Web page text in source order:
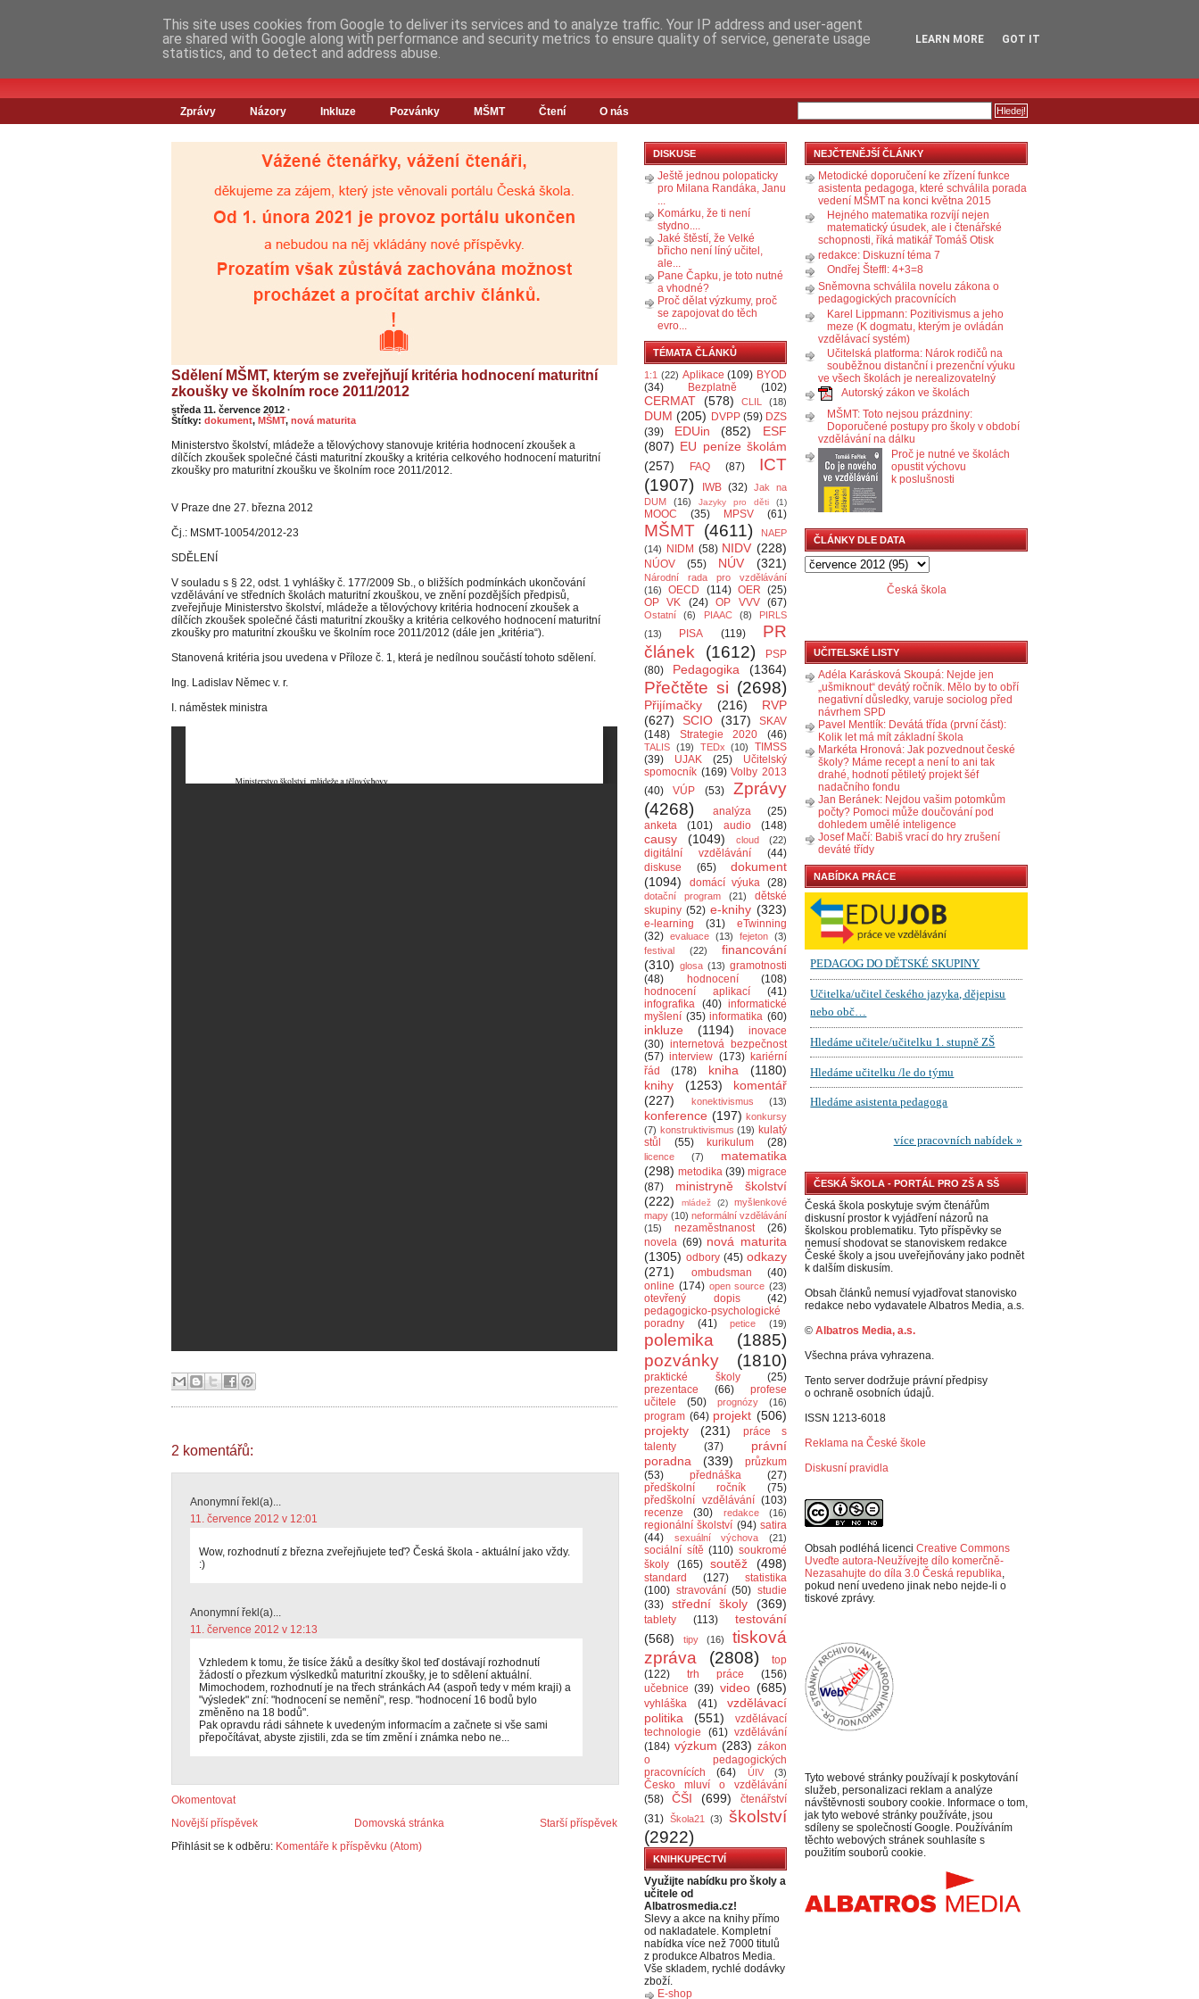
Zprávy Názory Inkluze Pozvánky MŠMT Čtení O nás
Sdělení MŠMT, kterým se zveřejňují kritéria hodnocení maturitní
zkoušky ve školním roce 2011/2012
středa 11. července 2012 ·
Štítky: dokument, MŠMT, nová maturita
Ministerstvo školství, mládeže a tělovýchovy stanovuje kritéria hodnocení zkoušek a
dílčích zkoušek společné části maturitní zkoušky a kritéria celkového hodnocení maturitní
zkoušky pro maturitní zkoušku ve školním roce 2011/2012.
V Praze dne 27. března 2012
Čj.: MSMT-10054/2012-23
SDĚLENÍ
V souladu s § 22, odst. 1 vyhlášky č. 177/2009 Sb., o bližších podmínkách ukončování
vzdělávání ve středních školách maturitní zkouškou, ve znění pozdějších předpisů,
zveřejňuje Ministerstvo školství, mládeže a tělovýchovy kritéria hodnocení zkoušek a
dílčích zkoušek společné části maturitní zkoušky a kritéria celkového hodnocení maturitní
zkoušky pro maturitní zkoušku ve školním roce 2011/2012 (dále jen „kritéria“).
Stanovená kritéria jsou uvedena v Příloze č. 1, která je nedílnou součástí tohoto sdělení.
Ing. Ladislav Němec v. r.
I. náměstek ministra
2 komentářů:
Anonymní řekl(a)...
11. července 2012 v 12:01
Wow, rozhodnutí z března zveřejňujete teď? Česká škola - aktuální jako vždy.
:)
Anonymní řekl(a)...
11. července 2012 v 12:13
Vzhledem k tomu, že tisíce žáků a desítky škol teď dostávají rozhodnutí
žádostí o přezkum výslkedků maturitní zkoušky, je to sdělení aktuální.
Mimochodem, rozhodnutí je na třech stránkách A4 (aspoň tedy v mém kraji) a
"výsledek" zní: "hodnocení se nemění", resp. "hodnocení 16 bodů bylo
změněno na 18 bodů".
Pak opravdu rádi sáhnete k uvedeným informacím a začnete si vše sami
přepočítávat, abyste zjistili, zda se tím změní i známka nebo ne...
Okomentovat
Novější příspěvek
Starší příspěvek
Domovská stránka
Přihlásit se k odběru: Komentáře k příspěvku (Atom)
DISKUSE
Ještě jednou polopaticky
pro Milana Randáka, Janu
...
Komárku, že ti není
stydno....
Jaké štěstí, že Velké
břicho není líný učitel,
ale...
Pane Čapku, je toto nutné
a vhodné?
Proč dělat výzkumy, proč
se zapojovat do těch
evro...
TÉMATA ČLÁNKŮ
1:1 (22) Aplikace (109) BYOD
(34)
Bezplatně (102)
CERMAT (578) CLIL (18)
DUM (205) DVPP (59) DZS
(39)
EDUin (852)
ESF
(807) EU peníze školám
(257)
FAQ (87)
ICT
(1907)
IWB (32) Jak na
DUM
(16) Jazyky pro děti (1)
MOOC (35) MPSV (61)
MŠMT (4611)
NAEP
(14)
NIDM (58) NIDV (228)
NÚOV (55) NÚV (321)
Národní rada pro vzdělávání
(16)
OECD (114) OER (25)
OP VK
(24) OP VVV (67)
Ostatní (6) PIAAC (8)
PIRLS
(13)
PISA (119)
PR
článek
(1612)
PSP
(80)
Pedagogika (1364)
Přečtěte si (2698)
Přijímačky (216)
RVP
(627)
SCIO (317)
SKAV
(148)
Strategie 2020 (46)
TALIS (19) TEDx (10)
TIMSS
(39)
UJAK (25)
Učitelský
spomocník (169) Volby 2013
(40)
VÚP (53)
Zprávy
(4268)
analýza
(25)
anketa
(101) audio (148)
causy (1049) cloud (22)
digitální vzdělávání
(44)
diskuse
(65)
dokument
(1094)
domácí výuka (28)
dotační program (21)
dětské
skupiny (52) e-knihy (323)
e-learning (31)
eTwinning
(32) evaluace (13) fejeton (3)
festival
(22)
financování
(310) glosa (13) gramotnosti
(48)
hodnocení
(108)
hodnocení aplikací
(41)
infografika (40) informatické
myšlení (35) informatika (60)
inkluze (1194)
inovace
(30) internetová bezpečnost
(57) interview (173) kariérní
řád
(178) kniha
(1180)
knihy
(1253)
komentář
(227)
konektivismus (13)
konference (197) konkursy
(7) konstruktivismus (19) kulatý
stůl
(55) kurikulum (28)
licence (7)
matematika
(298) metodika (39) migrace
(87)
ministryně školství
(222)
mládež (2)
myšlenkové
mapy (10) neformální vzdělávání
(15)
nezaměstnanost
(26)
novela (69) nová maturita
(1305) odbory (45) odkazy
(271)
ombudsman
(40)
online (174) open source (23)
otevřený dopis
(42)
pedagogicko-psychologické
poradny
(41) petice (19)
polemika
(1885)
pozvánky
(1810)
praktické školy
(25)
prezentace
(66)
profese
učitele
(50) prognózy (16)
program (64) projekt (506)
projekty
(231)
práce s
talenty
(37)
právní
poradna
(339)
průzkum
(53)
přednáška
(27)
předškolní ročník
(75)
předškolní vzdělávání (103)
recenze
(30) redakce (16)
regionální školství (94) satira
(44)
sexuální výchova (21)
sociální sítě (110) soukromé
školy
(165) soutěž (498)
standard (127)
statistika
(100) stravování (50) studie
(33)
střední školy (369)
tablety (113)
testování
(568)
tipy (16)
tisková
zpráva
(2808)
top
(122)
trh práce
(156)
učebnice (39) video (685)
vyhláška (41)
vzdělávací
politika
(551)
vzdělávací
technologie
(61) vzdělávání
(184) výzkum (283) zákon
o pedagogických
pracovnících
(64) ÚIV (3)
Česko mluví o vzdělávání
(58)
ČŠI (699)
čtenářství
(31) Škola21 (3)
školství
(2922)
KNIHKUPECTVÍ
Využijte nabídku pro školy a
učitele od
Albatrosmedia.cz!
Slevy a akce na knihy přímo
od nakladatele. Kompletní
nabídka více než 7000 titulů
z produkce Albatros Media.
Vše skladem, rychlé dodávky
zboží.
E-shop
NEJČTENĚJŠÍ ČLÁNKY
Metodické doporučení ke zřízení funkce
asistenta pedagoga, které schválila porada
vedení MŠMT na konci května 2015
Hejného matematika rozvíjí nejen
matematický úsudek, ale i čtenářské
schopnosti, říká matikář Tomáš Otisk
redakce: Diskuzní téma 7
Ondřej Šteffl: 4+3=8
Sněmovna schválila novelu zákona o
pedagogických pracovnících
Karel Lippmann: Pozitivismus a jeho
meze (K dogmatu, kterým je ovládán
vzdělávací systém)
Učitelská platforma: Nárok rodičů na
souběžnou distanční i prezenční výuku
ve všech školách je nerealizovatelný
Autorský zákon ve školách
MŠMT: Toto nejsou prázdniny:
Doporučené postupy pro školy v období
vzdělávání na dálku
Proč je nutné ve školách
opustit výchovu
k poslušnosti
ČLÁNKY DLE DATA
Česká škola
UČITELSKÉ LISTY
Adéla Karásková Skoupá: Nejde jen
„ušmiknout“ devátý ročník. Mělo by to obří
negativní důsledky, varuje sociolog před
návrhem SPD
Pavel Mentlík: Devátá třída (první část):
Kolik let má mít základní škola
Markéta Hronová: Jak pozvednout české
školy? Máme recept a není to ani tak
drahé, hodnotí pětiletý projekt šéf
nadačního fondu
Jan Beránek: Nejdou vašim potomkům
počty? Pomoci může doučování pod
dohledem umělé inteligence
Josef Mačí: Babiš vrací do hry zrušení
deváté třídy
NABÍDKA PRÁCE
ČESKÁ ŠKOLA - PORTÁL PRO ZŠ A SŠ
Česká škola poskytuje svým čtenářům
diskusní prostor k vyjádření názorů na
školskou problematiku. Tyto příspěvky se
nemusí shodovat se stanoviskem redakce
České školy a jsou uveřejňovány jako podnět
k dalším diskusím.
Obsah článků nemusí vyjadřovat stanovisko
redakce nebo vydavatele Albatros Media, a.s.
© Albatros Media, a.s.
Všechna práva vyhrazena.
Tento server dodržuje právní předpisy
o ochraně osobních údajů.
ISSN 1213-6018
Reklama na České škole
Diskusní pravidla
Obsah podléhá licenci Creative Commons
Uveďte autora-Neužívejte dílo komerčně-
Nezasahujte do díla 3.0 Česká republika
pokud není uvedeno jinak nebo nejde-li o
tiskové zprávy.
Tyto webové stránky používají k poskytování
služeb, personalizaci reklam a analýze
návštěvnosti soubory cookie. Informace o tom,
jak tyto webové stránky používáte, jsou
sdíleny se společností Google. Používáním
těchto webových stránek souhlasíte s
použitím souborů cookie.
This site uses cookies from Google to deliver its services and to analyze traffic. Your IP address and user-agent
are shared with Google along with performance and security metrics to ensure quality of service, generate usage
statistics, and to detect and address abuse.
LEARN MORE GOT IT